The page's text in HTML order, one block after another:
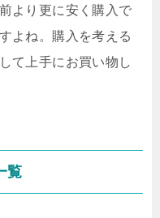
より更に安く購入で
よね。購入を考える
て上手にお買い物し
覧